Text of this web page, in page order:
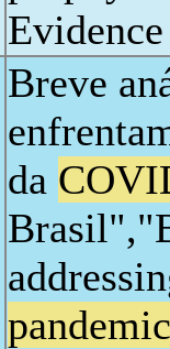
Breve
da
pandemic